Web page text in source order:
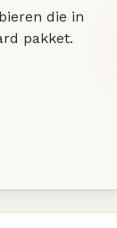
die in
pakket.